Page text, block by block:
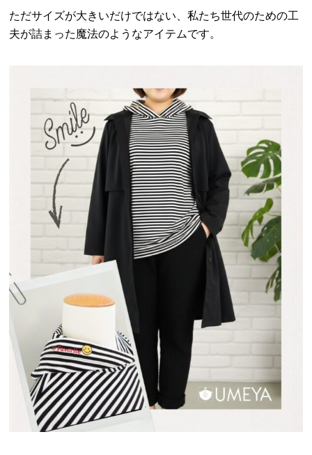
ただサイズが大きいだけではない、私たち世代のための工
夫が詰まった魔法のようなアイテムです。